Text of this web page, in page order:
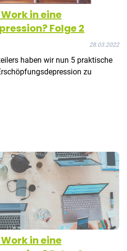
in eine
Folge 2
28.03.2022
haben wir nun 5 praktische
zu
in eine